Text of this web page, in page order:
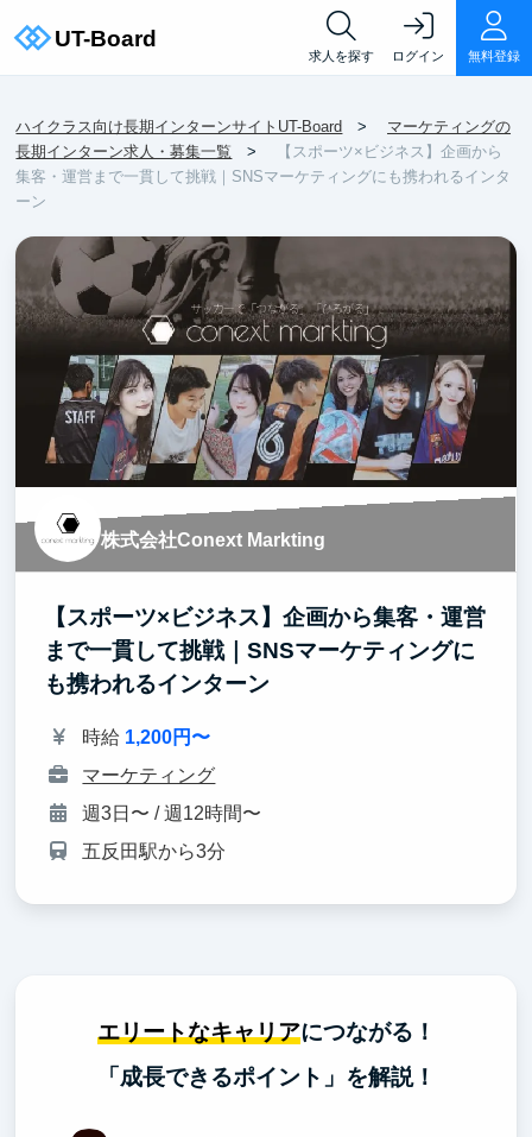
求人を探す ログイン 無料登録
ハイクラス向け長期インターンサイトUT-Board
マーケティングの
長期インターン求人・募集一覧
【スポーツ×ビジネス】企画から
集客・運営まで一貫して挑戦｜SNSマーケティングにも携われるインタ
ーン
株式会社Conext Markting
【スポーツ×ビジネス】企画から集客・運営
まで一貫して挑戦｜SNSマーケティングに
も携われるインターン
時給 1,200円〜
マーケティング
週3日〜 / 週12時間〜
五反田駅から3分
エリートなキャリアにつながる！
「成長できるポイント」を解説！